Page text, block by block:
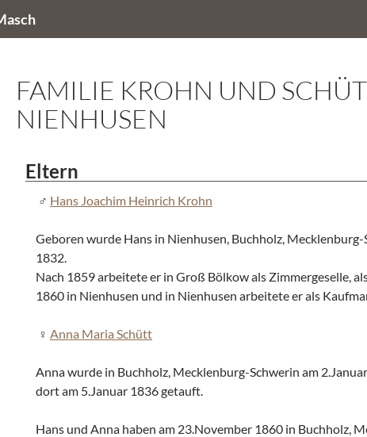
FAMILIE KROHN UND
NIENHUSEN
Eltern
Hans Joachim Heinrich Krohn
Geboren wurde Hans in Nienhusen, Buchholz,
1832.
Nach 1859 arbeitete er in Groß Bölkow als Zimmergeselle,
1860 in Nienhusen und in Nienhusen arbeitete er als
Anna Maria Schütt
Anna wurde in Buchholz, Mecklenburg-Schwerin am
dort am 5.Januar 1836 getauft.
Hans und Anna haben am 23.November 1860 in Buchholz,